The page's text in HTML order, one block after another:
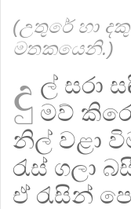
(උතුරේ හා
මතකයෙනි.)
දු ල් සරා
මව්
නිල් වළා
රැස් ගලා
ඒ රැසින්